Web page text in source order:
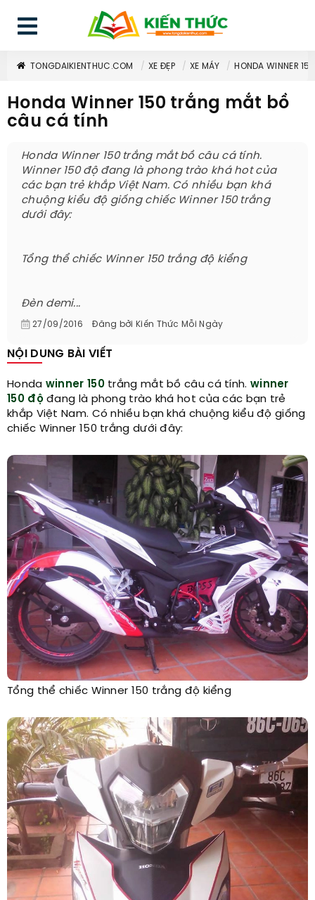
TONGDAIKIENTHUC.COM XE ĐẸP XE MÁY HONDA WINNER
Honda Winner 150 trắng mắt bồ
câu cá tính
Honda Winner 150 trắng mắt bồ câu cá tính.
Winner 150 độ đang là phong trào khá hot của
các bạn trẻ khắp Việt Nam. Có nhiều bạn khá
chuộng kiểu độ giống chiếc Winner 150 trắng
dưới đây:
Tổng thể chiếc Winner 150 trắng độ kiểng
Đèn demi...
27/09/2016 Đăng bởi Kiến Thức Mỗi Ngày
NỘI DUNG BÀI VIẾT
Honda winner 150trắng mắt bồ câu cá tính. winner
150 độđang là phong trào khá hot của các bạn trẻ
khắp Việt Nam. Có nhiều bạn khá chuộng kiểu độ giống
chiếc Winner 150 trắng dưới đây:
Tổng thể chiếc Winner 150 trắng độ kiểng